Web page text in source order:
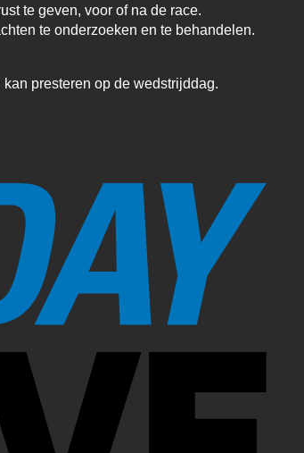
te geven, voor of na de race.
te onderzoeken en te behandelen.
presteren op de wedstrijddag.